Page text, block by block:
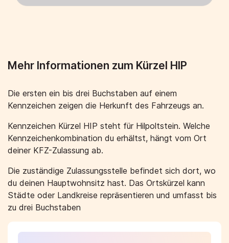
Mehr Informationen zum Kürzel HIP
Die ersten ein bis drei Buchstaben auf einem
Kennzeichen zeigen die Herkunft des Fahrzeugs an.
Kennzeichen Kürzel HIP steht für Hilpoltstein. Welche
Kennzeichenkombination du erhältst, hängt vom Ort
deiner KFZ-Zulassung ab.
Die zuständige Zulassungsstelle befindet sich dort, wo
du deinen Hauptwohnsitz hast. Das Ortskürzel kann
Städte oder Landkreise repräsentieren und umfasst bis
zu drei Buchstaben